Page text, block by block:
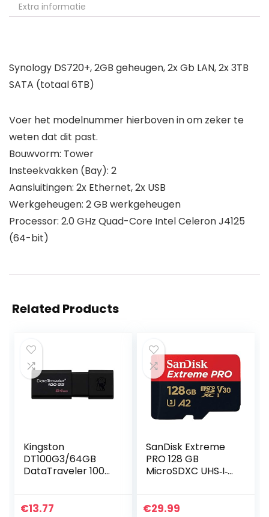
Extra informatie
Synology DS720+, 2GB geheugen, 2x Gb LAN, 2x 3TB
SATA (totaal 6TB)
Voer het modelnummer hierboven in om zeker te
weten dat dit past.
Bouwvorm: Tower
Insteekvakken (Bay): 2
Aansluitingen: 2x Ethernet, 2x USB
Werkgeheugen: 2 GB werkgeheugen
Processor: 2.0 GHz Quad-Core Intel Celeron J4125
(64-bit)
Related Products
Kingston
DT100G3/64GB
DataTraveler 100
zwart
€13.77
SanDisk Extreme
PRO 128 GB
MicroSDXC UHS‐I‐
Performance, 2
€29.99